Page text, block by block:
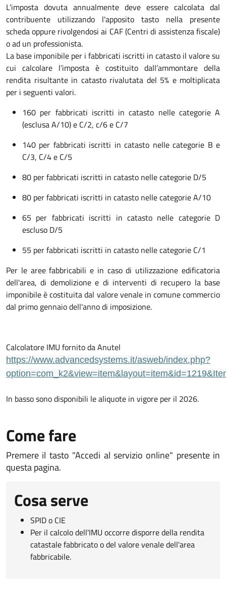
L'imposta dovuta annualmente deve essere calcolata dal
contribuente utilizzando l'apposito tasto nella presente
scheda oppure rivolgendosi ai CAF (Centri di assistenza fiscale)
o ad un professionista.
La base imponibile per i fabbricati iscritti in catasto il valore su
cui calcolare l’imposta è costituito dall’ammontare della
rendita risultante in catasto rivalutata del 5% e moltiplicata
per i seguenti valori.
160 per fabbricati iscritti in catasto nelle categorie A
(esclusa A/10) e C/2, c/6 e C/7
140 per fabbricati iscritti in catasto nelle categorie B e
C/3, C/4 e C/5
80 per fabbricati iscritti in catasto nelle categorie D/5
80 per fabbricati iscritti in catasto nelle categorie A/10
65 per fabbricati iscritti in catasto nelle categorie D
escluso D/5
55 per fabbricati iscritti in catasto nelle categorie C/1
Per le aree fabbricabili e in caso di utilizzazione edificatoria
dell'area, di demolizione e di interventi di recupero la base
imponibile è costituita dal valore venale in comune commercio
dal primo gennaio dell'anno di imposizione.
Calcolatore IMU fornito da Anutel
https://www.advancedsystems.it/asweb/index.php?
In basso sono disponibili le aliquote in vigore per il 2026.
Come fare
Premere il tasto "Accedi al servizio online" presente in
questa pagina.
Cosa serve
SPID o CIE
Per il calcolo dell'IMU occorre disporre della rendita
catastale fabbricato o del valore venale dell'area
fabbricabile.